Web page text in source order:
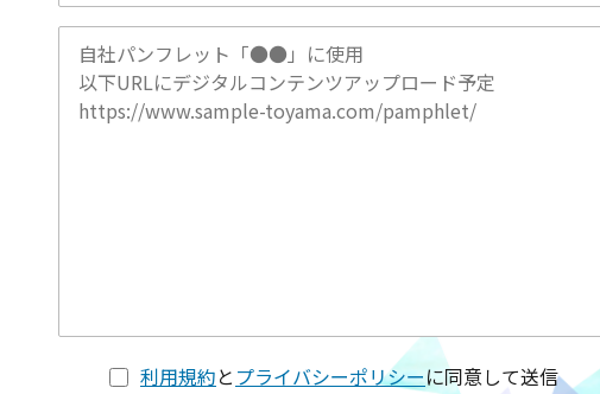
利用規約と プライバシーポリシーに同意して送信